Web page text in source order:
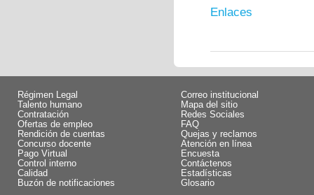
Enlaces
Régimen Legal
Talento humano
Contratación
Ofertas de empleo
Rendición de cuentas
Concurso docente
Pago Virtual
Control interno
Calidad
Buzón de notificaciones
Correo institucional
Mapa del sitio
Redes Sociales
FAQ
Quejas y reclamos
Atención en línea
Encuesta
Contáctenos
Estadísticas
Glosario